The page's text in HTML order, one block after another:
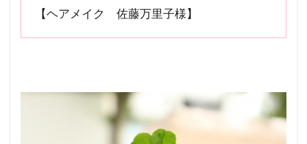
【ヘアメイク 佐藤万里子様】